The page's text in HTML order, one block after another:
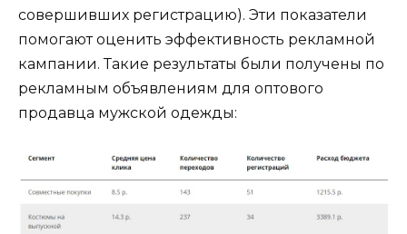
совершивших регистрацию). Эти показатели
помогают оценить эффективность рекламной
кампании. Такие результаты были получены по
рекламным объявлениям для оптового
продавца мужской одежды: